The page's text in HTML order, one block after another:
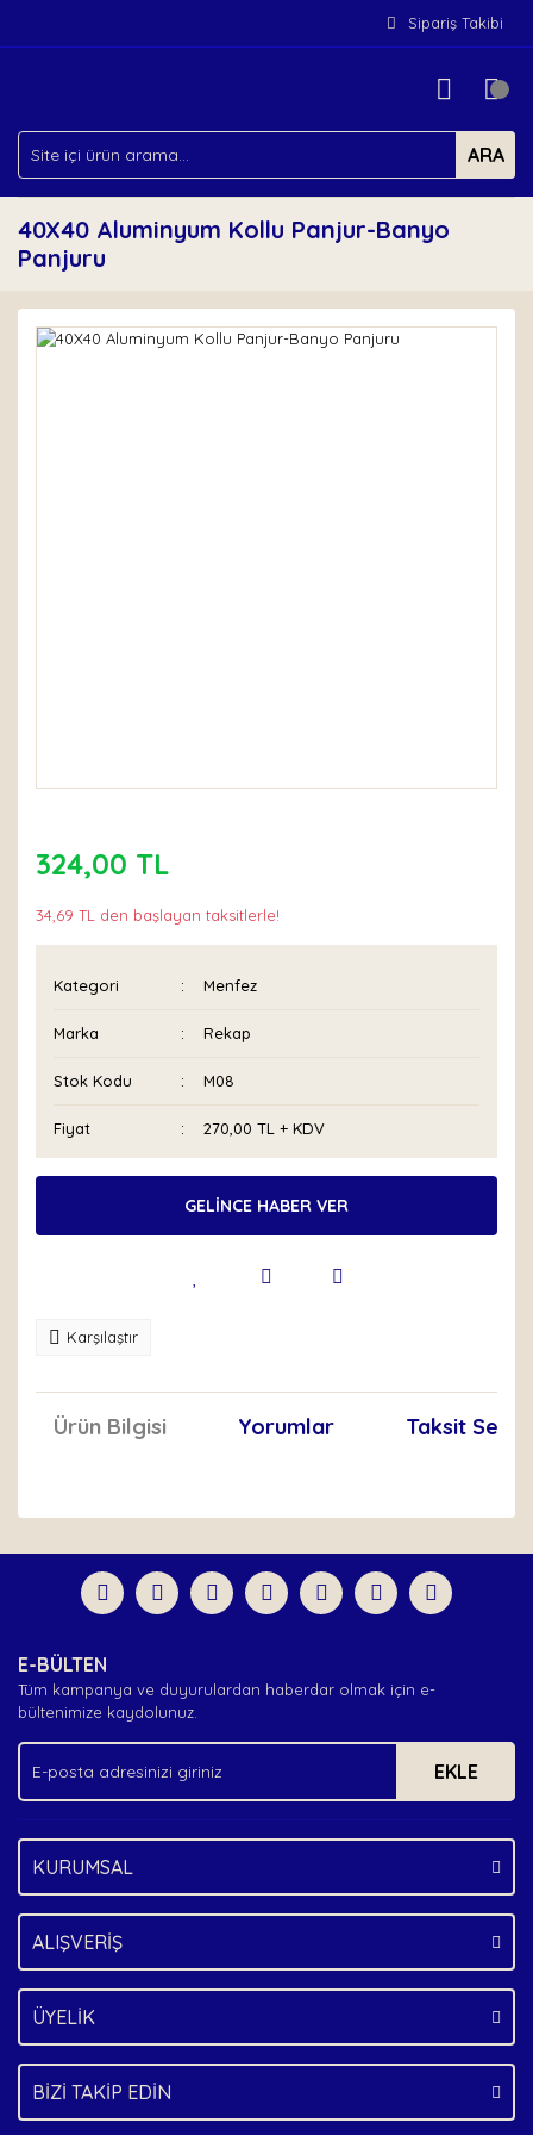
Sipariş Takibi
ARA
40X40 Aluminyum Kollu Panjur-Banyo
Panjuru
324,00 TL
34,69 TL den başlayan taksitlerle!
Kategori Menfez
Marka Rekap
Stok Kodu M08
Fiyat 270,00 TL + KDV
GELİNCE HABER VER
Karşılaştır
Ürün Bilgisi Yorumlar Taksit
Yorum Yaz
formunu kullanarak tarafımıza iletebilirsiniz.
Görüş ve önerileriniz için teşekkür ederiz.
Ürün açıklamasında eksik bilgiler bulunuyor.
Ürün bilgilerinde hatalar bulunuyor.
Ürün fiyatı diğer sitelerden daha pahalı.
Bu ürüne benzer farklı alternatifler olmalı.
E-BÜLTEN
Tüm kampanya ve duyurulardan haberdar olmak için e-
bültenimize kaydolunuz.
EKLE
KURUMSAL
ALIŞVERİŞ
ÜYELİK
BİZİ TAKİP EDİN